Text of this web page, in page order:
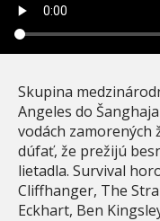
Skupina
Angeles do
vodách zamorených
dúfať, že prežijú
lietadla. Survival
Cliffhanger, The
Eckhart, Ben